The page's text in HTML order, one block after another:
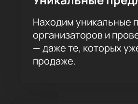
шоу от любимого
Находим уникальные
организаторов и
— даже те, которых
продаже.